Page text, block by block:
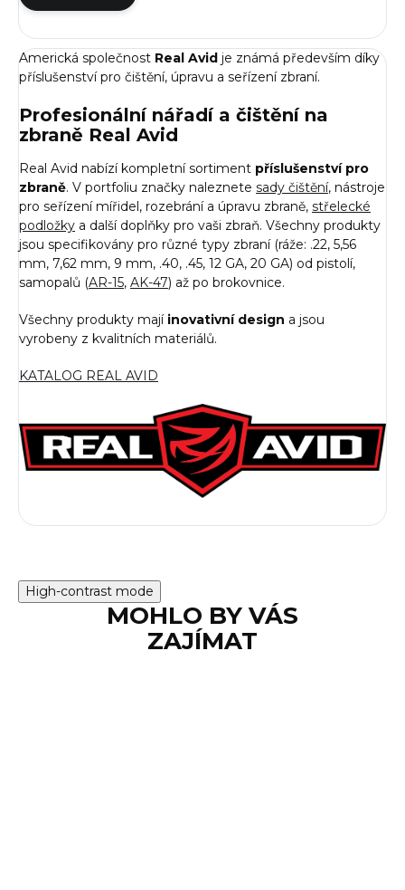
Americká společnost Real Avid je známá především díky
příslušenství pro čištění, úpravu a seřízení zbraní.
Profesionální nářadí a čištění na
zbraně Real Avid
Real Avid nabízí kompletní sortiment příslušenství pro
zbraně. V portfoliu značky naleznete sady čištění, nástroje
pro seřízení mířidel, rozebrání a úpravu zbraně, střelecké
podložky a další doplňky pro vaši zbraň. Všechny produkty
jsou specifikovány pro různé typy zbraní (ráže: .22, 5,56
mm, 7,62 mm, 9 mm, .40, .45, 12 GA, 20 GA) od pistolí,
samopalů (AR-15, AK-47) až po brokovnice.
Všechny produkty mají inovativní design a jsou
vyrobeny z kvalitních materiálů.
KATALOG REAL AVID
High-contrast mode
MOHLO BY VÁS
ZAJÍMAT